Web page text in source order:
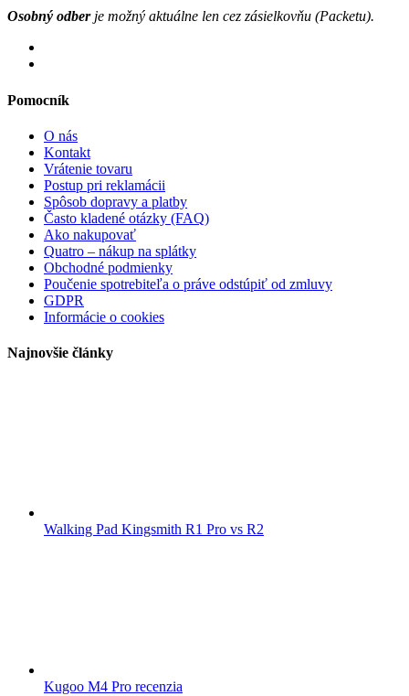
Osobný odberje možný aktuálne len cez zásielkovňu (Packetu).
Pomocník
O nás
Kontakt
Vrátenie tovaru
Postup pri reklamácii
Spôsob dopravy a platby
Často kladené otázky (FAQ)
Ako nakupovať
Quatro – nákup na splátky
Obchodné podmienky
Poučenie spotrebiteľa o práve odstúpiť od zmluvy
GDPR
Informácie o cookies
Najnovšie články
Walking Pad Kingsmith R1 Pro vs R2
Kugoo M4 Pro recenzia